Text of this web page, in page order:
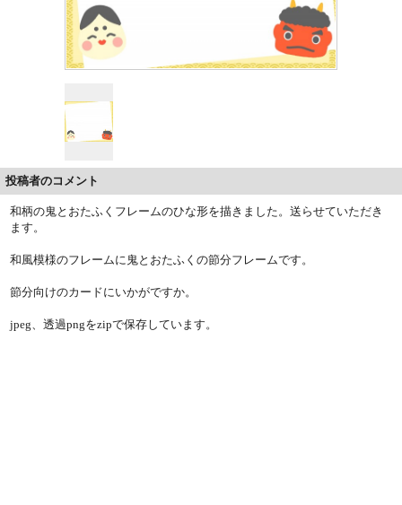
投稿者のコメント
和柄の鬼とおたふくフレームのひな形を描きました。送らせていただき
ます。
和風模様のフレームに鬼とおたふくの節分フレームです。
節分向けのカードにいかがですか。
jpeg、透過pngをzipで保存しています。